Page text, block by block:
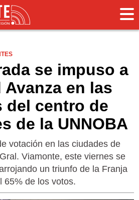
se impuso a
en las
del centro de
de la UNNOBA
votación en las ciudades de
Viamonte, este viernes se
un triunfo de la Franja
65% de los votos.